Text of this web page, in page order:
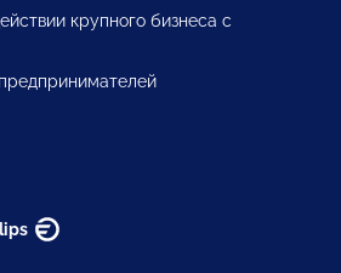
крупного бизнеса с